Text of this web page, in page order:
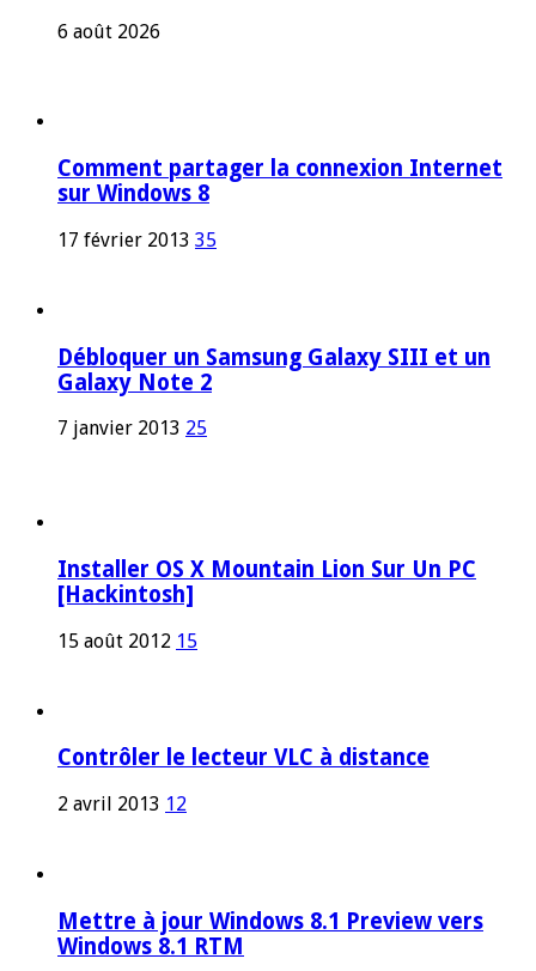
6 août 2026
Comment partager la connexion Internet
sur Windows 8
17 février 2013 35
Débloquer un Samsung Galaxy SIII et un
Galaxy Note 2
7 janvier 2013 25
Installer OS X Mountain Lion Sur Un PC
[Hackintosh]
15 août 2012 15
Contrôler le lecteur VLC à distance
2 avril 2013 12
Mettre à jour Windows 8.1 Preview vers
Windows 8.1 RTM